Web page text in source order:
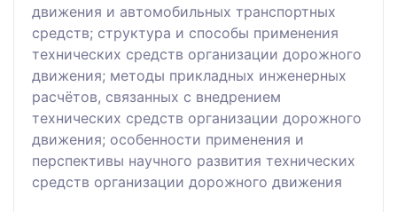
движения и автомобильных транспортных
средств; структура и способы применения
технических средств организации дорожного
движения; методы прикладных инженерных
расчётов, связанных с внедрением
технических средств организации дорожного
движения; особенности применения и
перспективы научного развития технических
средств организации дорожного движения